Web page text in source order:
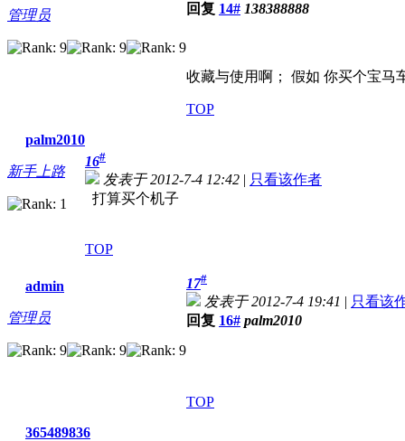
管理员
回复 14# 138388888
收藏与使用啊； 假如 你买个宝马
TOP
palm2010
新手上路
16#
发表于 2012-7-4 12:42 | 只看该作者
打算买个机子
TOP
admin
管理员
17#
发表于 2012-7-4 19:41 | 只看该
回复 16# palm2010
TOP
365489836